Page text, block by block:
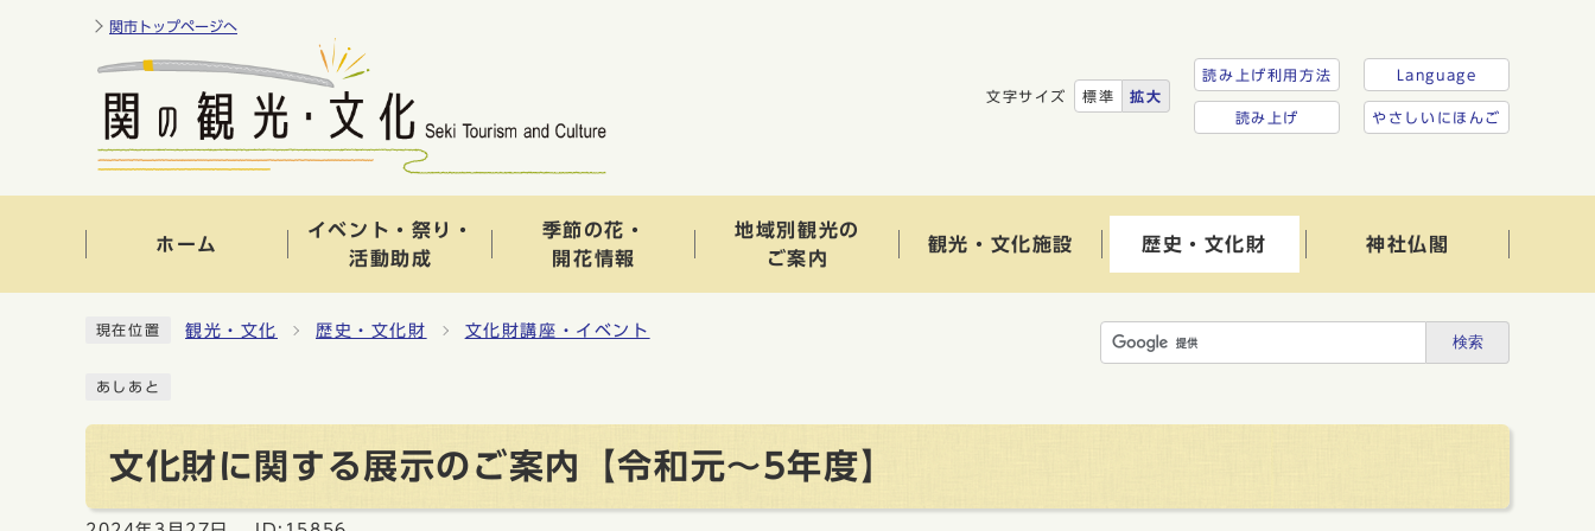
関市トップページへ
文字サイズ 標準 拡大
読み上げ利用方法
読み上げ
Language
やさしいにほんご
ホーム
イベント・祭り・
活動助成
季節の花・
開花情報
地域別観光の
ご案内
観光・文化施設 歴史・文化財 神社仏閣
検索
現在位置 観光・文化 歴史・文化財 文化財講座・イベント
あしあと
文化財に関する展示のご案内【令和元〜5年度】